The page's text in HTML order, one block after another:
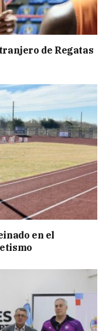
de Regatas
en el